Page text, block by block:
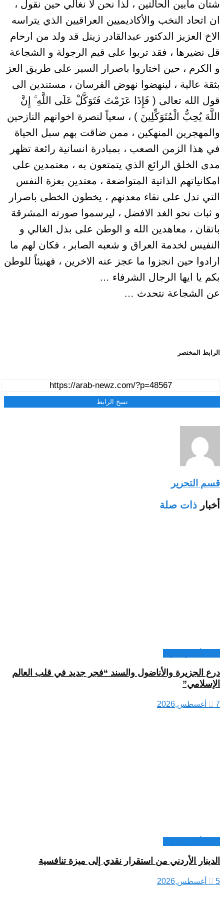
شتان مابين الحالتين ، لذا نحن لا نغالي حين نقول ،
ان اتحاد النخب والأكاديميين العراقيين الذي يتراسه
الاخ العزيز الدكتور عبدالقادر زينل قد ولد من ارحام
قل نضيرها ، فقد تربوا على قيم الرجولة و الشجاعة
و الكرم ، حين اختاروا باصرار السير على طريق العز
بثقة عالية ، لينهضوا نهوض الفرسان ، مستندين الى
قول الله تعالى ( فَإِذَا عَزَمْتَ فَتَوَكَّلْ عَلَى اللَّهِ ۚ إِنَّ
اللَّهَ يُحِبُّ الْمُتَوَكِّلِينَ ) ، سعياً لنصرة اخوانهم النازحين
والمهجرين المنهكين ، ممن ضاقت بهم سبل الحياة
في هذا الزمن الصعب ، بمبادرة انسانية رائعة تظهر
مدى الخلق الرائع الذي يتمتعون به ، معتمدين على
امكانياتهم الذاتية المتواضعة ، معتدين بعزة النفس
التي تدل على نقاء معدنهم ، يخطون الخطى باصرار
و ثبات نحو الغد الافضل ، ليرسموا صورته المشرقة
باتقان ، معاهدين الله و الوطن على بذل الغالي و
النفيس لخدمة العراق و شعبه الصابر ، فكان لهم ما
ارادوا حين انجزوا ما عجز عنه الاخرين ، فهنيئاً للوطن
بكم يا ايها الرجال الشرفاء …
عن الشجاعة نتحدث …
الرابط المختصر
نسخ الرابط
قسم التحرير
أخبار ذات صلة
درع الجزيرة والأناضول والسند “فجر جديد في قلب العالم
الإسلامي”
7 أغسطس,2026
الدينار الأردني من استقرار نقدي إلى ميزة تنافسية
5 أغسطس,2026